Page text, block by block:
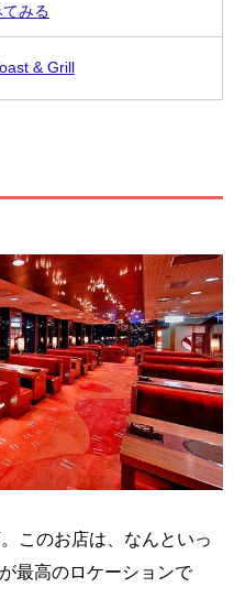
みる
& Grill
このお店は、なんといっ
最高のロケーションで